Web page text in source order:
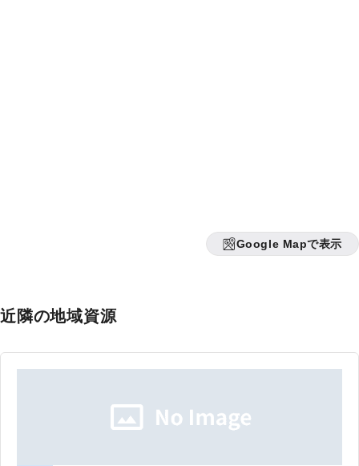
Google Mapで表示
近隣の地域資源